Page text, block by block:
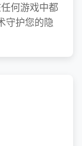
何游戏中都
守护您的隐